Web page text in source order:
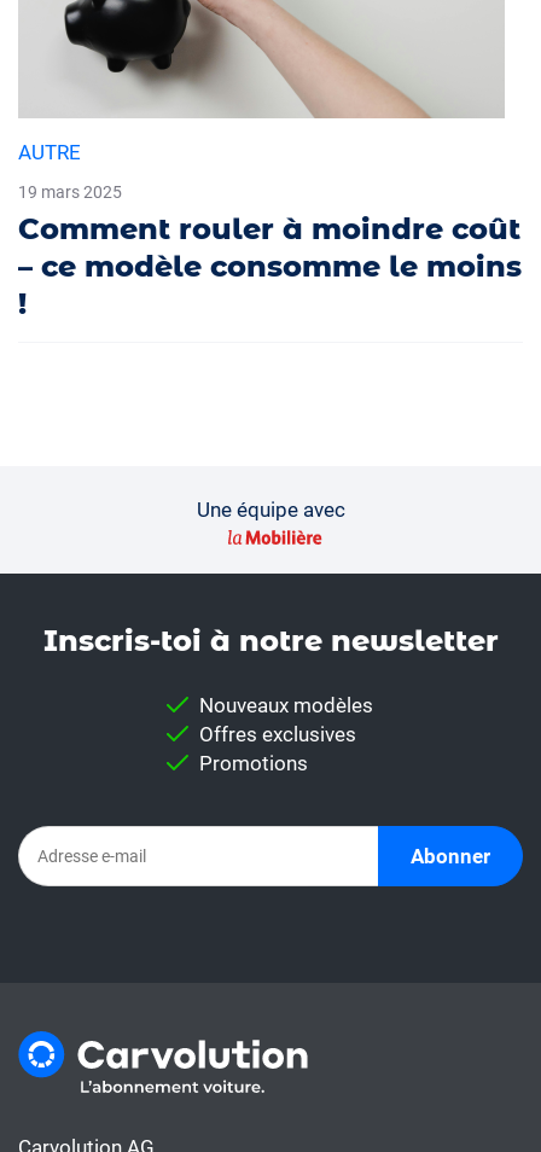
AUTRE
19 mars 2025
Comment rouler à moindre coût
– ce modèle consomme le moins
!
Une équipe avec
Inscris-toi à notre news­letter
Nouveaux modèles
Offres exclusives
Promotions
Abonner
Carvolution AG